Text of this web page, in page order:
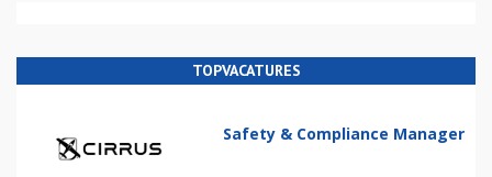
TOPVACATURES
Safety & Compliance Manager